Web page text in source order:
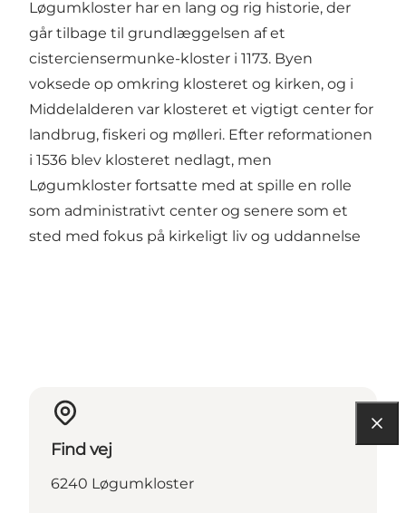
Løgumkloster har en lang og rig historie, der
går tilbage til grundlæggelsen af et
cisterciensermunke-kloster i 1173. Byen
voksede op omkring klosteret og kirken, og i
Middelalderen var klosteret et vigtigt center for
landbrug, fiskeri og mølleri. Efter reformationen
i 1536 blev klosteret nedlagt, men
Løgumkloster fortsatte med at spille en rolle
som administrativt center og senere som et
sted med fokus på kirkeligt liv og uddannelse
Find vej
6240 Løgumkloster